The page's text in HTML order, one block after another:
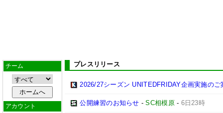
チーム
アカウント
プレスリリース
2026/27シーズン UNITEDFRIDAY企画実施のご
公開練習のお知らせ -SC相模原- 6日23時